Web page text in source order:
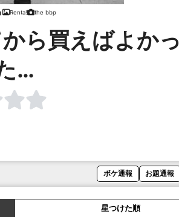
Renta! the bbp
ら買えばよかっ
…
ボケ通報 お題通報
星つけた順